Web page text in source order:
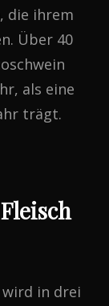
die ihrem
Über 40
als eine
trägt.
wird in drei